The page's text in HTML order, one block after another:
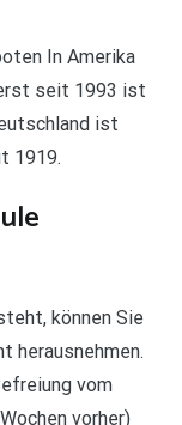
In Amerika
seit 1993 ist
ist
1919.
können Sie
herausnehmen.
vom
vorher)